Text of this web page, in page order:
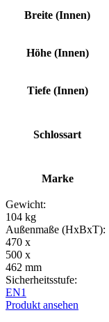
Breite (Innen)
Höhe (Innen)
Tiefe (Innen)
Schlossart
Marke
Gewicht:
104 kg
Außenmaße (HxBxT):
470 x
500 x
462 mm
Sicherheitsstufe:
EN1
Produkt ansehen